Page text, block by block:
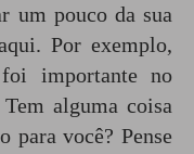
um pouco da sua
Por exemplo,
importante no
alguma coisa
para você? Pense